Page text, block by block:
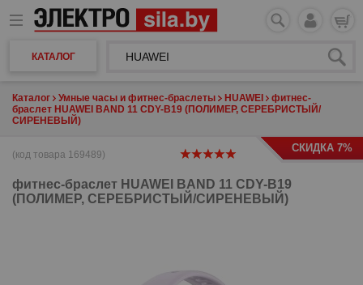
КАТАЛОГ
Каталог Умные часы и фитнес-браслеты HUAWEI
фитнес-
браслет HUAWEI BAND 11 CDY-B19 (ПОЛИМЕР, СЕРЕБРИСТЫЙ/
СИРЕНЕВЫЙ)
(код товара 169489)
СКИДКА 7%
фитнес-браслет HUAWEI BAND 11 CDY-B19
(ПОЛИМЕР, СЕРЕБРИСТЫЙ/СИРЕНЕВЫЙ)